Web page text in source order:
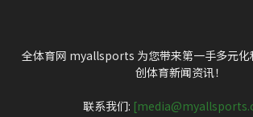
全体育网 myallsports 为您带来第一手多元化
创体育新闻资讯！
联系我们: